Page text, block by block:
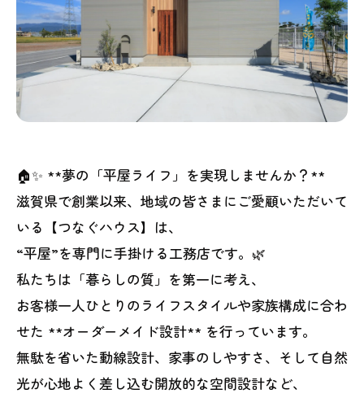
🏠✨ **夢の「平屋ライフ」を実現しませんか？**
滋賀県で創業以来、地域の皆さまにご愛顧いただいて
いる【つなぐハウス】は、
“平屋”を専門に手掛ける工務店です。🌿
私たちは「暮らしの質」を第一に考え、
お客様一人ひとりのライフスタイルや家族構成に合わ
せた **オーダーメイド設計** を行っています。
無駄を省いた動線設計、家事のしやすさ、そして自然
光が心地よく差し込む開放的な空間設計など、